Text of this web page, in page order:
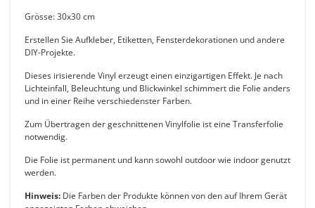
Grösse: 30x30 cm
Erstellen Sie Aufkleber, Etiketten, Fensterdekorationen und andere
DIY-Projekte.
Dieses irisierende Vinyl erzeugt einen einzigartigen Effekt. Je nach
Lichteinfall, Beleuchtung und Blickwinkel schimmert die Folie anders
und in einer Reihe verschiedenster Farben.
Zum Übertragen der geschnittenen Vinylfolie ist eine Transferfolie
notwendig.
Die Folie ist permanent und kann sowohl outdoor wie indoor genutzt
werden.
Hinweis: Die Farben der Produkte können von den auf Ihrem Gerät